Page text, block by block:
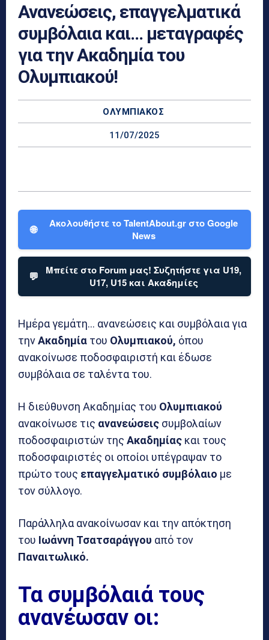
Ανανεώσεις, επαγγελματικά
συμβόλαια και… μεταγραφές
για την Ακαδημία του
Ολυμπιακού!
ΟΛΥΜΠΙΑΚΌΣ
11/07/2025
🌐
Ακολουθήστε το TalentAbout.gr στο Google
News
💬
Μπείτε στο Forum μας! Συζητήστε για U19,
U17, U15 και Ακαδημίες
Ημέρα γεμάτη… ανανεώσεις και συμβόλαια για
τηνΑκαδημία του Ολυμπιακού, όπου
ανακοίνωσε ποδοσφαιριστή και έδωσε
συμβόλαια σε ταλέντα του.
Η διεύθυνση Ακαδημίας του Ολυμπιακού
ανακοίνωσε τις ανανεώσεις συμβολαίων
ποδοσφαιριστών της Ακαδημίας και τους
ποδοσφαιριστές οι οποίοι υπέγραψαν το
πρώτο τους επαγγελματικό συμβόλαιο με
τον σύλλογο.
Παράλληλα ανακοίνωσαν και την απόκτηση
του Ιωάννη Τσατσαράγγου από τον
Παναιτωλικό.
Τα συμβόλαιά τους
ανανέωσαν οι: